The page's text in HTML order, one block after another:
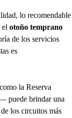
lo recomendable
el otoño temprano
de los servicios
es
la Reserva
puede brindar una
los circuitos más